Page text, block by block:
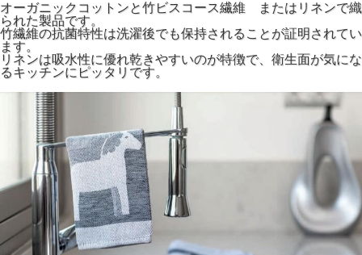
オーガニックコットンと竹ビスコース繊維 またはリネンで織
られた製品です。
竹繊維の抗菌特性は洗濯後でも保持されることが証明されてい
ます。
リネンは吸水性に優れ乾きやすいのが特徴で、衛生面が気にな
るキッチンにピッタリです。